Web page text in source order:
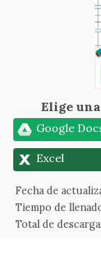
Elige
Google
Excel
Fecha de
Tiempo de
Total de